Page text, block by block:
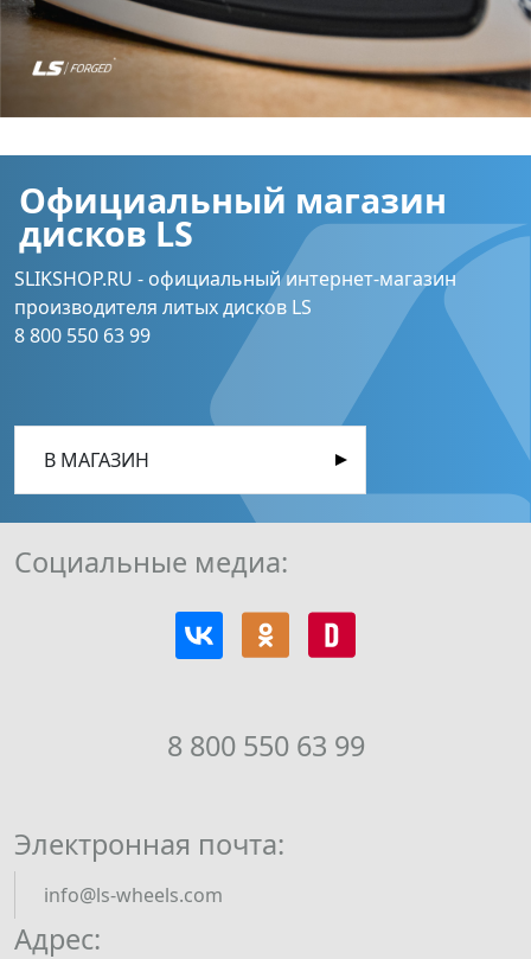
Официальный магазин
дисков LS
SLIKSHOP.RU - официальный интернет-магазин
производителя литых дисков LS
8 800 550 63 99
В МАГАЗИН
Адрес:
8 800 550 63 99
Электронная почта:
info@ls-wheels.com
Социальные медиа: